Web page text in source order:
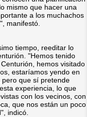
mismo que hacer una
a los muchachos
manifestó.
tiempo, reeditar lo
"Hemos tenido
hemos visitado
estaríamos yendo en
pero que sí pretende
experiencia, lo que
con los vecinos, con
que nos están un poco
indicó.